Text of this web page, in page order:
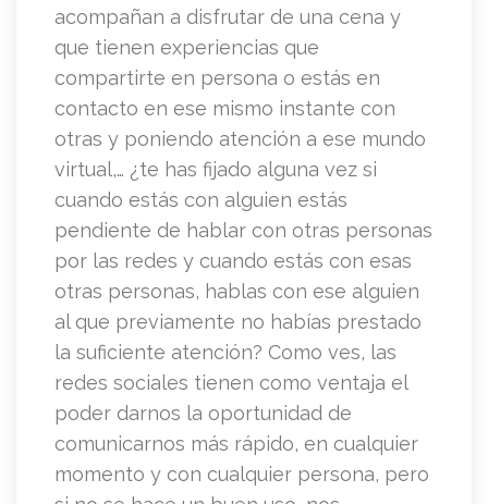
acompañan a disfrutar de una cena y
que tienen experiencias que
compartirte en persona o estás en
contacto en ese mismo instante con
otras y poniendo atención a ese mundo
virtual,… ¿te has fijado alguna vez si
cuando estás con alguien estás
pendiente de hablar con otras personas
por las redes y cuando estás con esas
otras personas, hablas con ese alguien
al que previamente no habías prestado
la suficiente atención? Como ves, las
redes sociales tienen como ventaja el
poder darnos la oportunidad de
comunicarnos más rápido, en cualquier
momento y con cualquier persona, pero